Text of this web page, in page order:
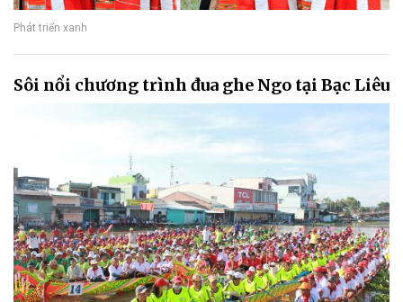
Phát triển xanh
Sôi nổi chương trình đua ghe Ngo tại Bạc Liêu